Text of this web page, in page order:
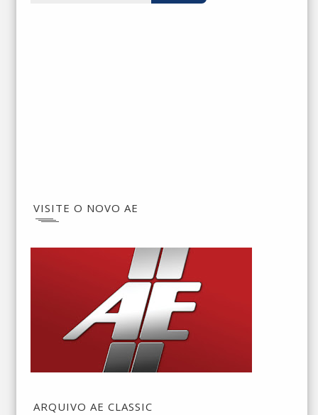
VISITE O NOVO AE
ARQUIVO AE CLASSIC